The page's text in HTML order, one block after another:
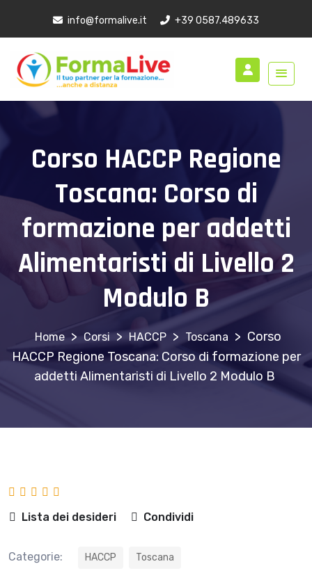
info@formalive.it +39 0587.489633
Corso HACCP Regione
Toscana: Corso di
formazione per addetti
Alimentaristi di Livello 2
Modulo B
> Corsi > HACCP > Toscana > Corso
HACCP Regione Toscana: Corso di formazione per
addetti Alimentaristi di Livello 2 Modulo B
Lista dei desideri Condividi
Categorie: HACCP Toscana